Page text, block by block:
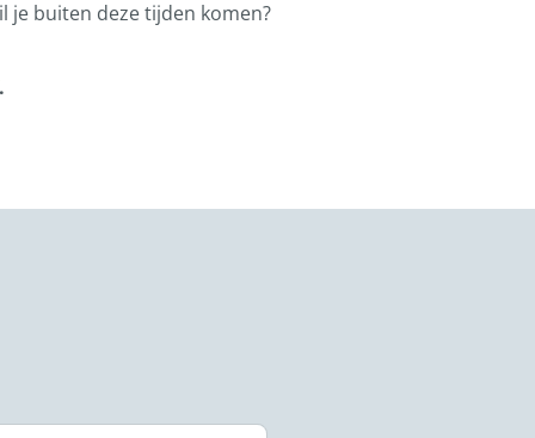
je buiten deze tijden komen?
.